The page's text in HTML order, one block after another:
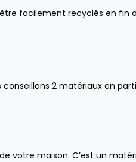
facilement recyclés en fin
2 matériaux en
votre maison. C’est un